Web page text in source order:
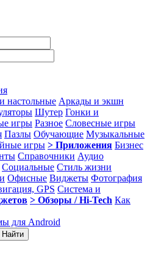
настольные Аркады и экшн
Шутер Гонки и
игры Разное Словесные игры
Пазлы Обучающие Музыкальные
игры > Приложения Бизнес
Справочники Аудио
Социальные Стиль жизни
Офисные Виджеты Фотография
GPS Система и
> Обзоры / Hi-Tech Как
для Android
Найти